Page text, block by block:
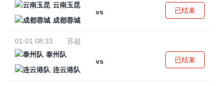
云南玉昆
vs
成都蓉城
已结束
01-01 08:33
苏超
泰州队
vs
连云港队
已结束